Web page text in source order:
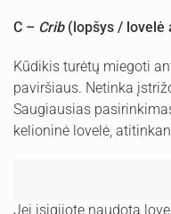
C – Crib(lopšys / lovelė
Kūdikis turėtų miegoti
paviršiaus. Netinka
Saugiausias
kelioninė lovelė,
Jei įsigijote naudotą